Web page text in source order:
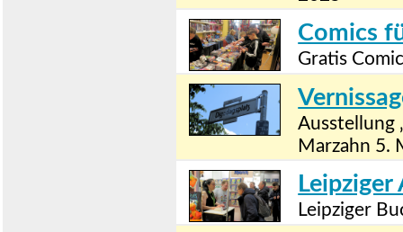
Comics
Gratis
Ausstellung
Marzahn 5.
Leipziger